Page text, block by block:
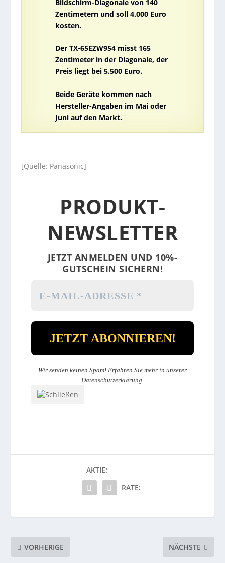
Bildschirm-Diagonale von 140
Zentimetern und soll 4.000 Euro
kosten.
Der TX-65EZW954 misst 165
Zentimeter in der Diagonale, der
Preis liegt bei 5.500 Euro.
Beide Geräte kommen nach
Hersteller-Angaben im Mai oder
Juni auf den Markt.
[Quelle: Panasonic]
PRODUKT-
NEWSLETTER
JETZT ANMELDEN UND 10%-
GUTSCHEIN SICHERN!
Wir senden keinen Spam! Erfahren Sie mehr in unserer
Datenschutzerklärung.
AKTIE:
RATE:
VORHERIGE NÄCHSTE